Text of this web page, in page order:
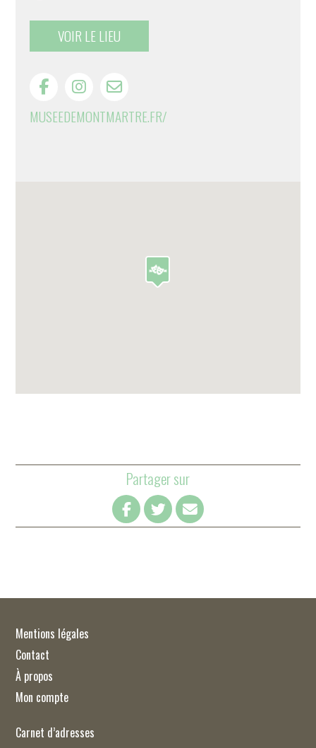
VOIR LE LIEU
MUSEEDEMONTMARTRE.FR/
Partager sur
Mentions légales
Contact
À propos
Mon compte
Carnet d’adresses